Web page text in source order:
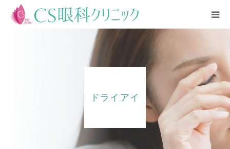
ドライアイ
CLOSE
クリニック紹介